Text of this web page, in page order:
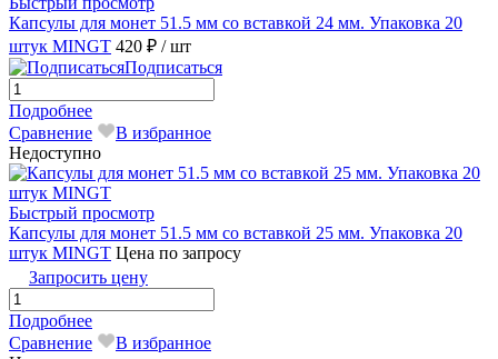
Капсулы для монет 51.5 мм со вставкой 24 мм. Упаковка 20
штук MINGT 420 ₽ / шт
Подписаться
Подробнее
Сравнение
В избранное
Недоступно
Быстрый просмотр
Капсулы для монет 51.5 мм со вставкой 25 мм. Упаковка 20
штук MINGT Цена по запросу
Запросить цену
Подробнее
Сравнение
В избранное